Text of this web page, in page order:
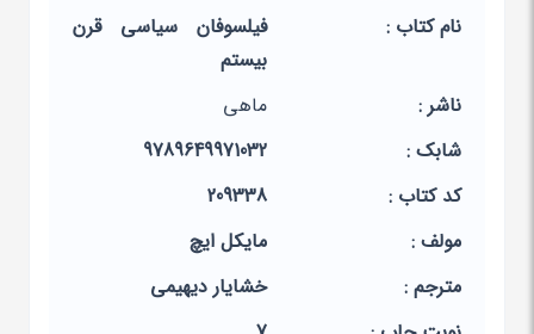
نام کتاب :
فیلسوفان سیاسی قرن
بیستم
ناشر :
ماهی
شابک :
9789649971032
کد کتاب :
209338
مولف :
مایکل ایچ
مترجم :
خشایار دیهیمی